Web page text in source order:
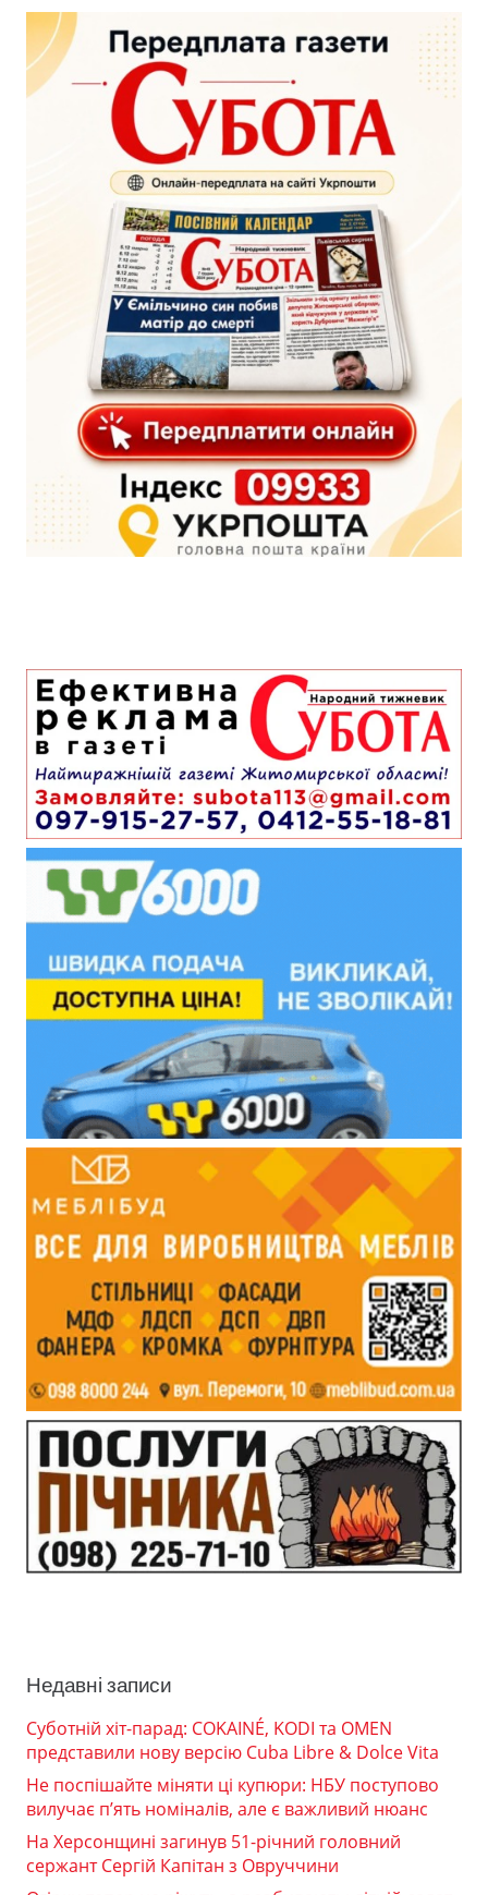
Недавні записи
Суботній хіт-парад: COKAINÉ, KODI та OMEN
представили нову версію Cuba Libre & Dolce Vita
Не поспішайте міняти ці купюри: НБУ поступово
вилучає п’ять номіналів, але є важливий нюанс
На Херсонщині загинув 51-річний головний
сержант Сергій Капітан з Овруччини